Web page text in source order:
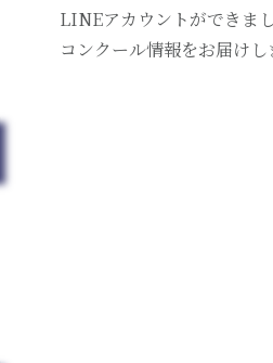
LINEアカウントができま
コンクール情報をお届けし